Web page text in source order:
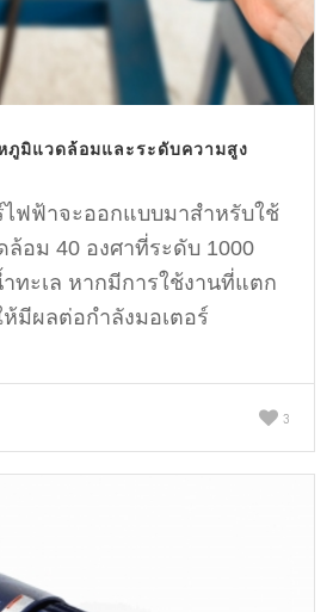
ภูมิแวดล้อมและระดับความสูง
ไฟฟ้าจะออกแบบมาสำหรับใช้
อม 40 องศาที่ระดับ 1000
ทะเล หากมีการใช้งานที่แตก
มีผลต่อกำลังมอเตอร์
3